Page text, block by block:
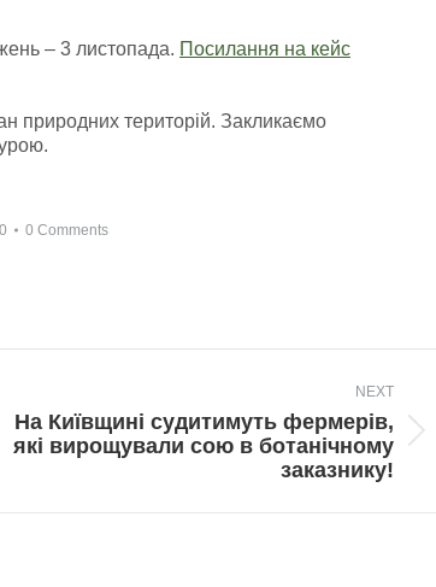
– 3 листопада. Посилання на кейс
природних територій. Закликаємо
0 Comments
NEXT
На Київщині судитимуть фермерів,
які вирощували сою в ботанічному
заказнику!